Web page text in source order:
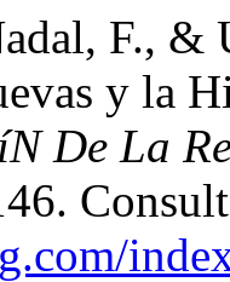
F.,
y la
De La